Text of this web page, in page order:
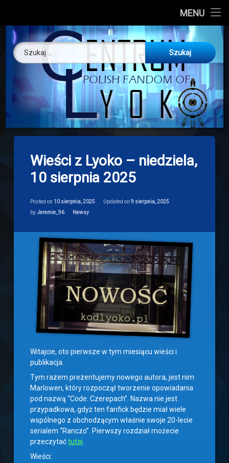
MENU
About us
O nas
Artykuły
Discord
Drogowskaz
Download
Skip
content
Centrum
Szukaj:
Wieści z Lyoko – niedziela,
10 sierpnia 2025
Posted on 10 sierpnia, 2025 Updated on9 sierpnia, 2025
byJeremie_96 Categories:
Newsy
Witajcie, oto pierwsze w tym miesiącu wieści i
publikacja.
Tym razem prezentujemy nowego autora, jest nim
Marlowen, który rozpoczął tworzenie opowiadania
pod nazwą “Code: Czerepach”. Nazwa nie jest
przypadkowa, gdyż ten fanfick będzie miał wiele
wspólnego z obchodzącym właśnie swoje 20-lecie
serialem “Ranczo”. Pierwszy rozdział możecie
przeczytaćtutaj.
Wieści: